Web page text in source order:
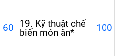
60 1 9. Kỹ thuật chế
biến món ăn* 100